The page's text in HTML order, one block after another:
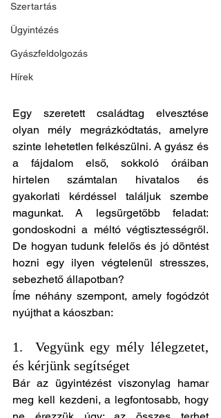
Szertartás
Ügyintézés
Gyászfeldolgozás
Hírek
Egy szeretett családtag elvesztése
olyan mély megrázkódtatás, amelyre
szinte lehetetlen felkészülni. A gyász és
a fájdalom első, sokkoló óráiban
hirtelen számtalan hivatalos és
gyakorlati kérdéssel találjuk szembe
magunkat. A legsürgetőbb feladat:
gondoskodni a méltó végtisztességről.
De hogyan tudunk felelős és jó döntést
hozni egy ilyen végtelenül stresszes,
sebezhető állapotban?
Íme néhány szempont, amely fogódzót
nyújthat a káoszban:
1.  Vegyünk egy mély lélegzetet,
és kérjünk segítséget
Bár az ügyintézést viszonylag hamar
meg kell kezdeni, a legfontosabb, hogy